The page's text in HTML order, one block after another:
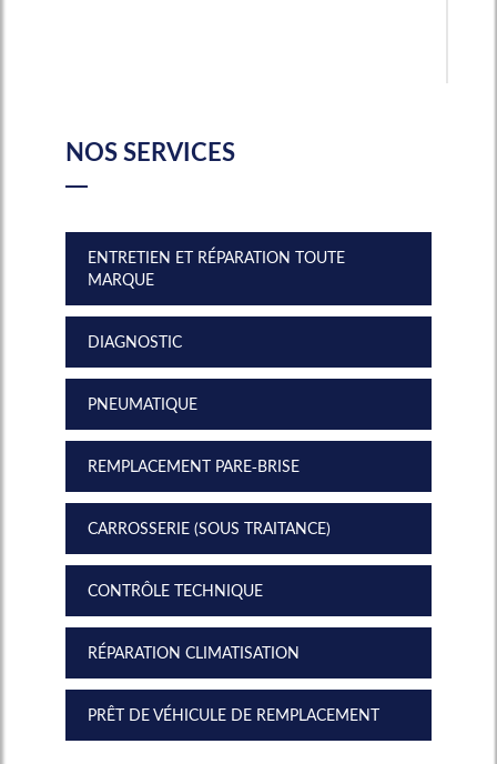
NOS SERVICES
ENTRETIEN ET RÉPARATION TOUTE
MARQUE
DIAGNOSTIC
PNEUMATIQUE
REMPLACEMENT PARE-BRISE
CARROSSERIE (SOUS TRAITANCE)
CONTRÔLE TECHNIQUE
RÉPARATION CLIMATISATION
PRÊT DE VÉHICULE DE REMPLACEMENT